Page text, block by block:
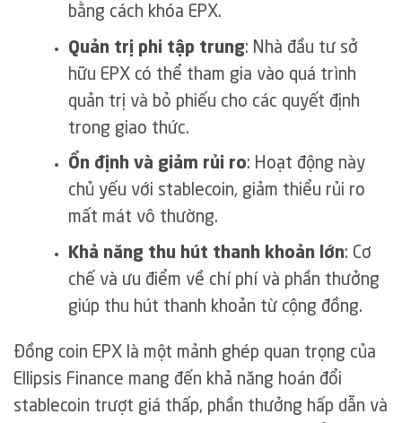
bằng cách khóa EPX.
Quản trị phi tập trung: Nhà đầu tư sở
hữu EPX có thể tham gia vào quá trình
quản trị và bỏ phiếu cho các quyết định
trong giao thức.
Ổn định và giảm rủi ro: Hoạt động này
chủ yếu với stablecoin, giảm thiểu rủi ro
mất mát vô thường.
Khả năng thu hút thanh khoản lớn: Cơ
chế và ưu điểm về chí phí và phần thưởng
giúp thu hút thanh khoản từ cộng đồng.
Đồng coin EPX là một mảnh ghép quan trọng của
Ellipsis Finance mang đến khả năng hoán đổi
stablecoin trượt giá thấp, phần thưởng hấp dẫn và